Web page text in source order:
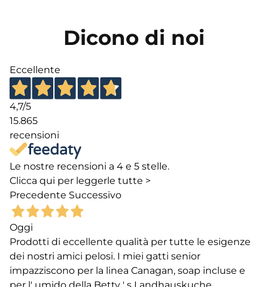
Dicono di noi
Eccellente
4,7/5
15.865
recensioni
Le nostre recensioni a 4 e 5 stelle.
Clicca qui per leggerle tutte >
Precedente Successivo
Oggi
Prodotti di eccellente qualità per tutte le esigenze
dei nostri amici pelosi. I miei gatti senior
impazziscono per la linea Canagan, soap incluse e